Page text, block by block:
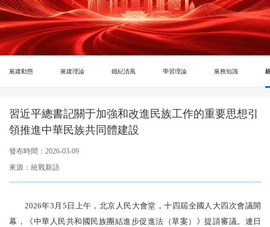
黨建動態 黨建理論 鐵紀清風 學習理論 黨務知識
習近平總書記關于加強和改進民族工作的重要思想引
領推進中華民族共同體建設
發布時間：2026-03-09
來源：統戰新語
2026年3月5日上午，北京人民大會堂，十四屆全國人大四次會議開
幕，《中華人民共和國民族團結進步促進法（草案）》提請審議。連日